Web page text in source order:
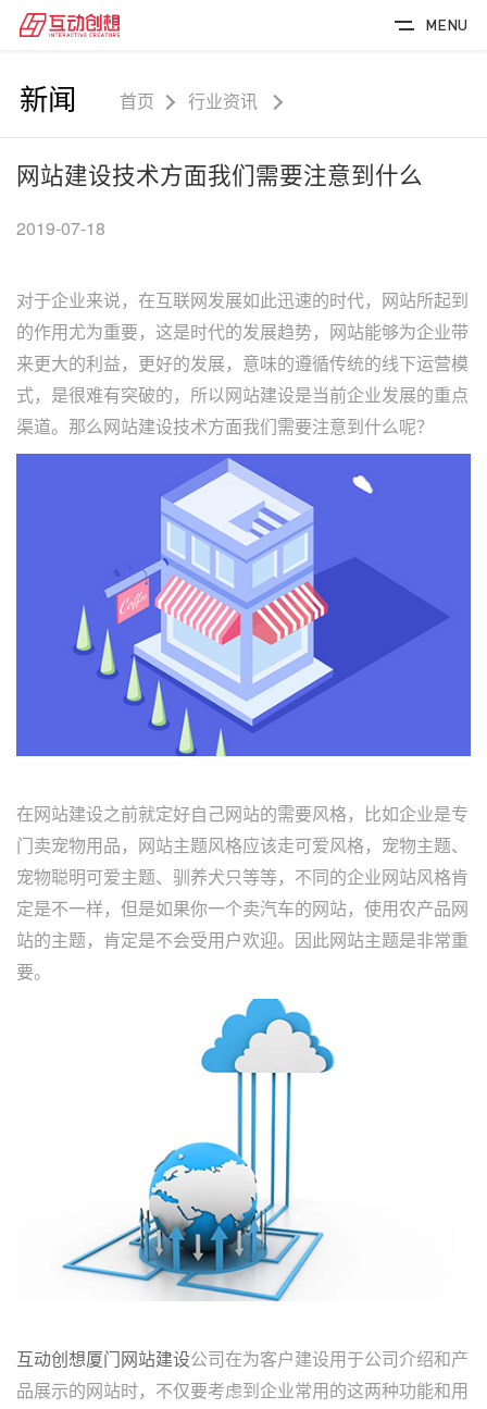
MENU
新闻 首页 行业资讯
网站建设技术方面我们需要注意到什么
2019-07-18
对于企业来说，在互联网发展如此迅速的时代，网站所起到
的作用尤为重要，这是时代的发展趋势，网站能够为企业带
来更大的利益，更好的发展，意味的遵循传统的线下运营模
式，是很难有突破的，所以网站建设是当前企业发展的重点
渠道。那么网站建设技术方面我们需要注意到什么呢？
在网站建设之前就定好自己网站的需要风格，比如企业是专
门卖宠物用品，网站主题风格应该走可爱风格，宠物主题、
宠物聪明可爱主题、驯养犬只等等，不同的企业网站风格肯
定是不一样，但是如果你一个卖汽车的网站，使用农产品网
站的主题，肯定是不会受用户欢迎。因此网站主题是非常重
要。
互动创想厦门网站建设公司在为客户建设用于公司介绍和产
品展示的网站时，不仅要考虑到企业常用的这两种功能和用